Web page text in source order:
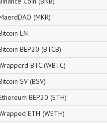
(MKR)
LN
BEP20 (BTCB)
BTC (WBTC)
SV (BSV)
BEP20 (ETH)
ETH (WETH)